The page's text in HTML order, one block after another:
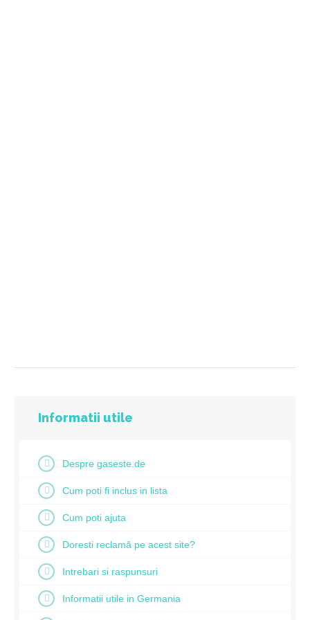
Informatii utile
Despre gaseste.de
Cum poti fi inclus in lista
Cum poti ajuta
Doresti reclamă pe acest site?
Intrebari si raspunsuri
Informatii utile in Germania